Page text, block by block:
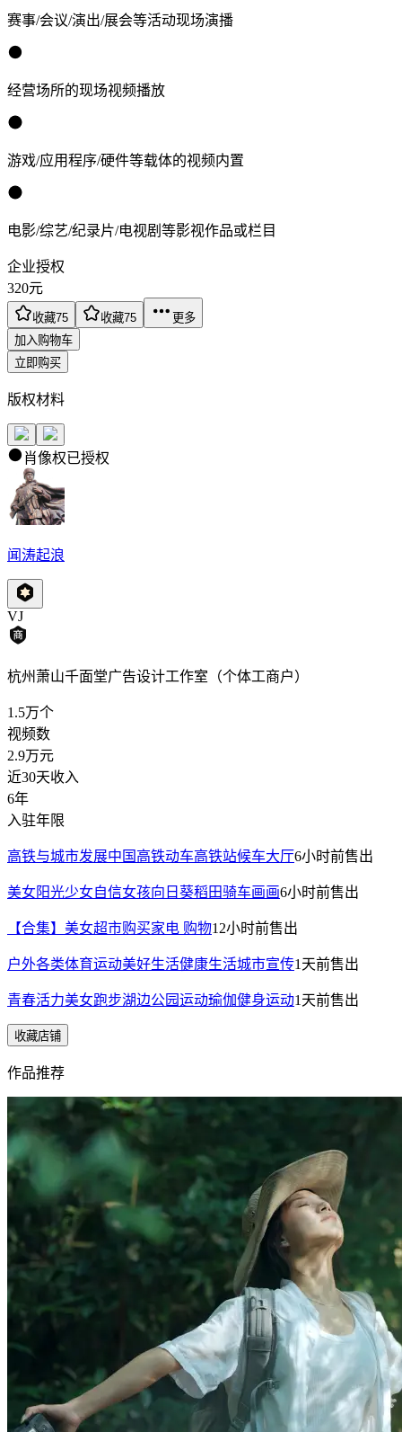
赛事/会议/演出/展会等活动现场演播
经营场所的现场视频播放
游戏/应用程序/硬件等载体的视频内置
电影/综艺/纪录片/电视剧等影视作品或栏目
企业授权
320元
收藏75 收藏75
更多
加入购物车
立即购买
版权材料
肖像权已授权
闻涛起浪
VJ
杭州萧山千面堂广告设计工作室（个体工商户）
1.5万个
视频数
2.9万元
近30天收入
6年
入驻年限
高铁与城市发展中国高铁动车高铁站候车大厅6小时前售出
美女阳光少女自信女孩向日葵稻田骑车画画6小时前售出
【合集】美女超市购买家电 购物12小时前售出
户外各类体育运动美好生活健康生活城市宣传1天前售出
青春活力美女跑步湖边公园运动瑜伽健身运动1天前售出
收藏店铺
作品推荐